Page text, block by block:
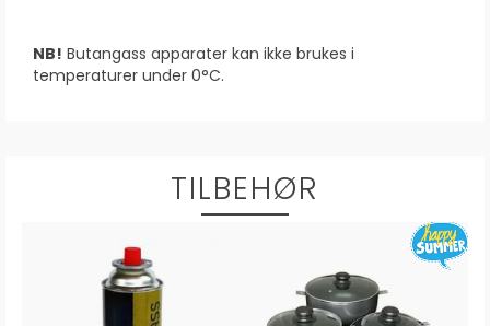
NB! Butangass apparater kan ikke brukes i
temperaturer under 0°C.
TILBEHØR